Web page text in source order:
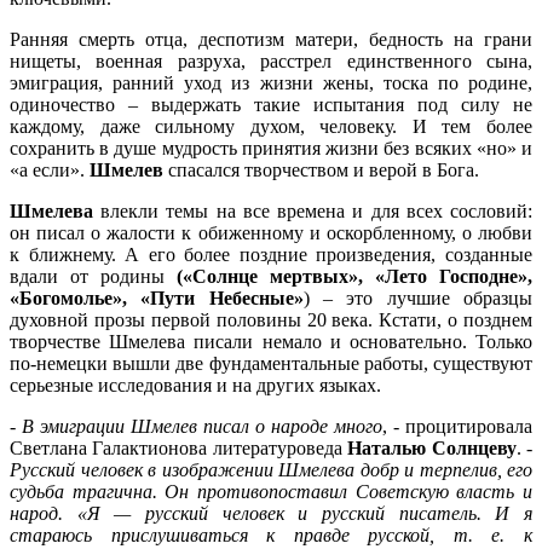
Ранняя смерть отца, деспотизм матери, бедность на грани
нищеты, военная разруха, расстрел единственного сына,
эмиграция, ранний уход из жизни жены, тоска по родине,
одиночество – выдержать такие испытания под силу не
каждому, даже сильному духом, человеку. И тем более
сохранить в душе мудрость принятия жизни без всяких «но» и
«а если». Шмелев спасался творчеством и верой в Бога.
Шмелева влекли темы на все времена и для всех сословий:
он писал о жалости к обиженному и оскорбленному, о любви
к ближнему. А его более поздние произведения, созданные
вдали от родины («Солнце мертвых», «Лето Господне»,
«Богомолье», «Пути Небесные») – это лучшие образцы
духовной прозы первой половины 20 века. Кстати, о позднем
творчестве Шмелева писали немало и основательно. Только
по-немецки вышли две фундаментальные работы, существуют
серьезные исследования и на других языках.
- В эмиграции Шмелев писал о народе много, - процитировала
Светлана Галактионова литературоведаНаталью Солнцеву. -
Русский человек в изображении Шмелева добр и терпелив, его
судьба трагична. Он противопоставил Советскую власть и
народ. «Я — русский человек и русский писатель. И я
стараюсь прислушиваться к правде русской, т. е. к